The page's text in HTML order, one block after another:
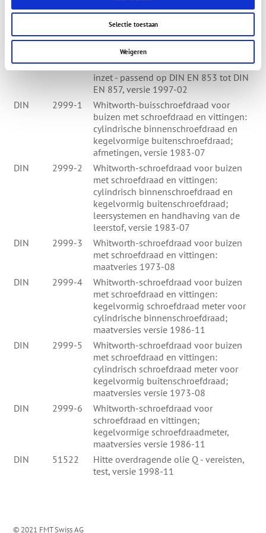
Selectie toestaan
Weigeren
EN 10242: 1994, versie 1995-03
Schroefdraad uit gietijzer; Verandering
A1: Duitse versie EN 10242:
1994/A1:1999, versie 1999-06
DIN
20021
Vloeibare technelogie - slangen met
inzet - passend op DIN EN 853 tot DIN
EN 857, versie 1997-02
DIN
2999-1
Whitworth-buisschroefdraad voor
buizen met schroefdraad en vittingen:
cylindrische binnenschroefdraad en
kegelvormige buitenschroefdraad;
afmetingen, versie 1983-07
DIN
2999-2
Whitworth-schroefdraad voor buizen
met schroefdraad en vittingen:
cylindrisch binnenschroefdraad en
kegelvormig buitenschroefdraad;
leersystemen en handhaving van de
leerstof, versie 1983-07
DIN
2999-3
Whitworth-schroefdraad voor buizen
met schroefdraad en vittingen:
maatveries 1973-08
DIN
2999-4
Whitworth-schroefdraad voor buizen
met schroefdraad en vittingen:
kegelvormig schroefdraad meter voor
cylindrische binnenschroefdraad;
maatversies versie 1986-11
DIN
2999-5
Whitworth-schroefdraad voor buizen
met schroefdraad en vittingen:
cylindrisch schroefdraad meter voor
kegelvormig buitenschroefdraad;
maatversies versie 1973-08
DIN
2999-6
Whitworth-schroefdraad voor
schroefdraad en vittingen;
kegelvormige schroefdraadmeter,
maatversies versie 1986-11
DIN
51522
Hitte overdragende olie Q - vereisten,
test, versie 1998-11
© 2021 FMT Swiss AG